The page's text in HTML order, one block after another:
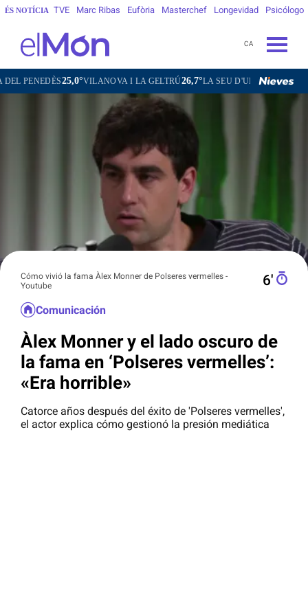
ÉS NOTÍCIA TVE Marc Ribas Eufòria Masterchef Longevidad Psicólogo
CA
25,0°VILANOVA I LA GELTRÚ26,7°LA SEU D'URGELL 17,9° PUIGCERDÀ
Cómo vivió la fama Àlex Monner de Polseres vermelles -
Youtube
6′
Comunicación
Àlex Monner y el lado oscuro de
la fama en ‘Polseres vermelles’:
«Era horrible»
Catorce años después del éxito de 'Polseres vermelles',
el actor explica cómo gestionó la presión mediática